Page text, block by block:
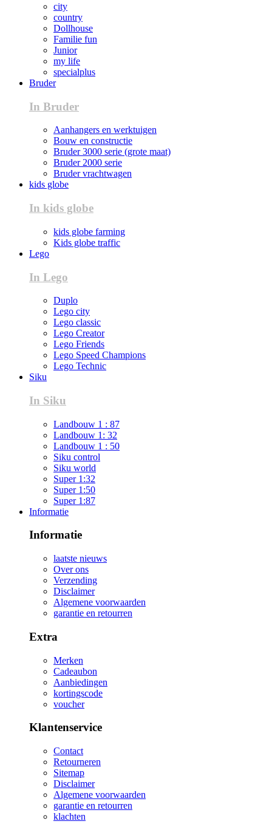
city
country
Dollhouse
Familie fun
Junior
my life
specialplus
Bruder
In Bruder
Aanhangers en werktuigen
Bouw en constructie
Bruder 3000 serie (grote maat)
Bruder 2000 serie
Bruder vrachtwagen
kids globe
In kids globe
kids globe farming
Kids globe traffic
Lego
In Lego
Duplo
Lego city
Lego classic
Lego Creator
Lego Friends
Lego Speed Champions
Lego Technic
Siku
In Siku
Landbouw 1 : 87
Landbouw 1: 32
Landbouw 1 : 50
Siku control
Siku world
Super 1:32
Super 1:50
Super 1:87
Informatie
Informatie
laatste nieuws
Over ons
Verzending
Disclaimer
Algemene voorwaarden
garantie en retourren
Extra
Merken
Cadeaubon
Aanbiedingen
kortingscode
voucher
Klantenservice
Contact
Retourneren
Sitemap
Disclaimer
Algemene voorwaarden
garantie en retourren
klachten